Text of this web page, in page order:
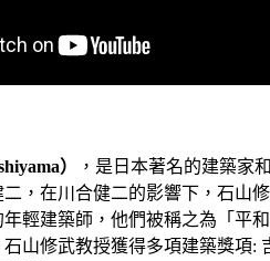
）
，是日本著名的建築家
，在川合健二的影響下，石山
輕建築師，他們被稱之為「平
山修武教授獲得多項建築獎項